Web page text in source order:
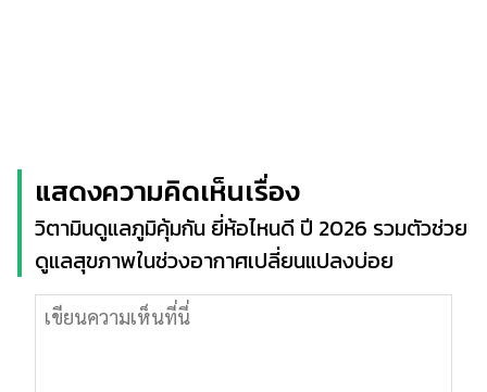
แสดงความคิดเห็นเรื่อง
วิตามินดูแลภูมิคุ้มกัน ยี่ห้อไหนดี ปี 2026 รวมตัวช่วย
ดูแลสุขภาพในช่วงอากาศเปลี่ยนแปลงบ่อย